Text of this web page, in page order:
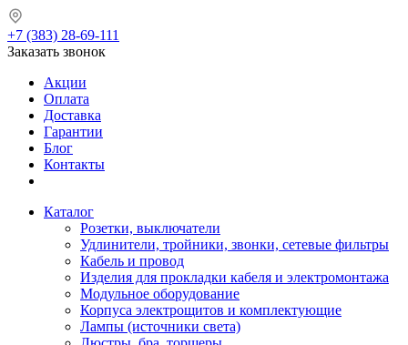
+7 (383) 28-69-111
Заказать звонок
Акции
Оплата
Доставка
Гарантии
Блог
Контакты
Каталог
Розетки, выключатели
Удлинители, тройники, звонки, сетевые фильтры
Кабель и провод
Изделия для прокладки кабеля и электромонтажа
Модульное оборудование
Корпуса электрощитов и комплектующие
Лампы (источники света)